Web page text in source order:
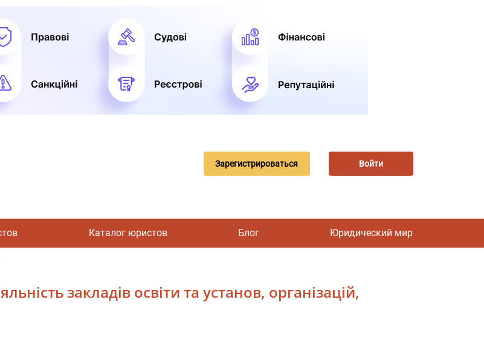
Зарегистрироваться Войти
Каталог юристов Блог Юридический мир
закладів освіти та установ, організацій,